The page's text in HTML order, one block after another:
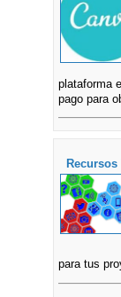
plataforma
pago para
Recursos
para tus